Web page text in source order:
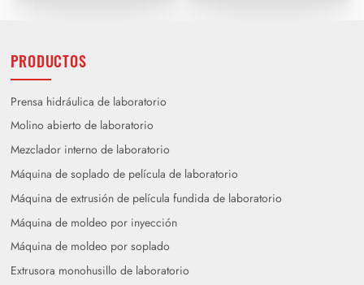
PRODUCTOS
Prensa hidráulica de laboratorio
Molino abierto de laboratorio
Mezclador interno de laboratorio
Máquina de soplado de película de laboratorio
Máquina de extrusión de película fundida de laboratorio
Máquina de moldeo por inyección
Máquina de moldeo por soplado
Extrusora monohusillo de laboratorio